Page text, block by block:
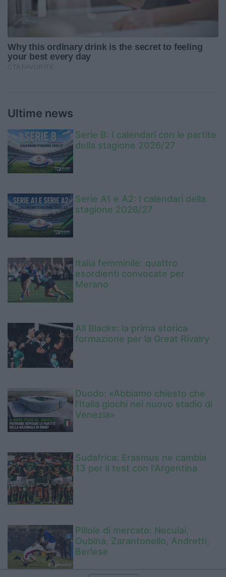
Ultime news
Serie B: I calendari con le partite
della stagione 2026/27
Serie A1 e A2: I calendari della
stagione 2026/27
Italia femminile: quattro
esordienti convocate per
Merano
All Blacks: la prima storica
formazione per la Great Rivalry
Duodo: «Abbiamo chiesto che
l’Italia giochi nel nuovo stadio di
Venezia»
Sudafrica: Erasmus ne cambia
13 per il test con l'Argentina
Pillole di mercato: Neculai,
Oubina, Zarantonello, Andretti,
Berlese